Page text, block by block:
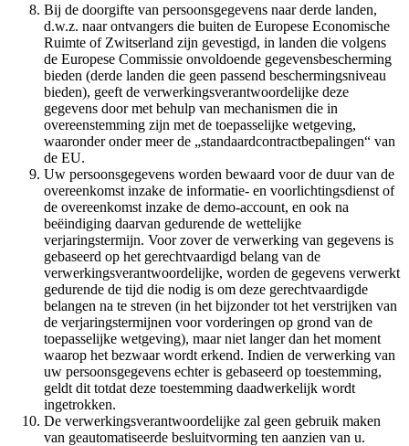
Bij de doorgifte van persoonsgegevens naar derde landen,
d.w.z. naar ontvangers die buiten de Europese Economische
Ruimte of Zwitserland zijn gevestigd, in landen die volgens
de Europese Commissie onvoldoende gegevensbescherming
bieden (derde landen die geen passend beschermingsniveau
bieden), geeft de verwerkingsverantwoordelijke deze
gegevens door met behulp van mechanismen die in
overeenstemming zijn met de toepasselijke wetgeving,
waaronder onder meer de „standaardcontractbepalingen“ van
de EU.
Uw persoonsgegevens worden bewaard voor de duur van de
overeenkomst inzake de informatie- en voorlichtingsdienst of
de overeenkomst inzake de demo-account, en ook na
beëindiging daarvan gedurende de wettelijke
verjaringstermijn. Voor zover de verwerking van gegevens is
gebaseerd op het gerechtvaardigd belang van de
verwerkingsverantwoordelijke, worden de gegevens verwerkt
gedurende de tijd die nodig is om deze gerechtvaardigde
belangen na te streven (in het bijzonder tot het verstrijken van
de verjaringstermijnen voor vorderingen op grond van de
toepasselijke wetgeving), maar niet langer dan het moment
waarop het bezwaar wordt erkend. Indien de verwerking van
uw persoonsgegevens echter is gebaseerd op toestemming,
geldt dit totdat deze toestemming daadwerkelijk wordt
ingetrokken.
De verwerkingsverantwoordelijke zal geen gebruik maken
van geautomatiseerde besluitvorming ten aanzien van u.